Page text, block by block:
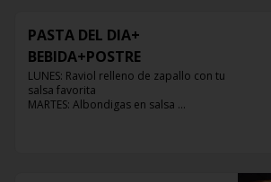
PASTA DEL DIA+
BEBIDA+POSTRE
LUNES: Raviol relleno de zapallo con tu
salsa favorita
MARTES: Albondigas en salsa